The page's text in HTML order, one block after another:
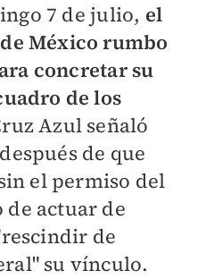
7 de julio, el
México rumbo
concretar su
de los
Azul señaló
de que
el permiso del
de actuar de
de
su vínculo.